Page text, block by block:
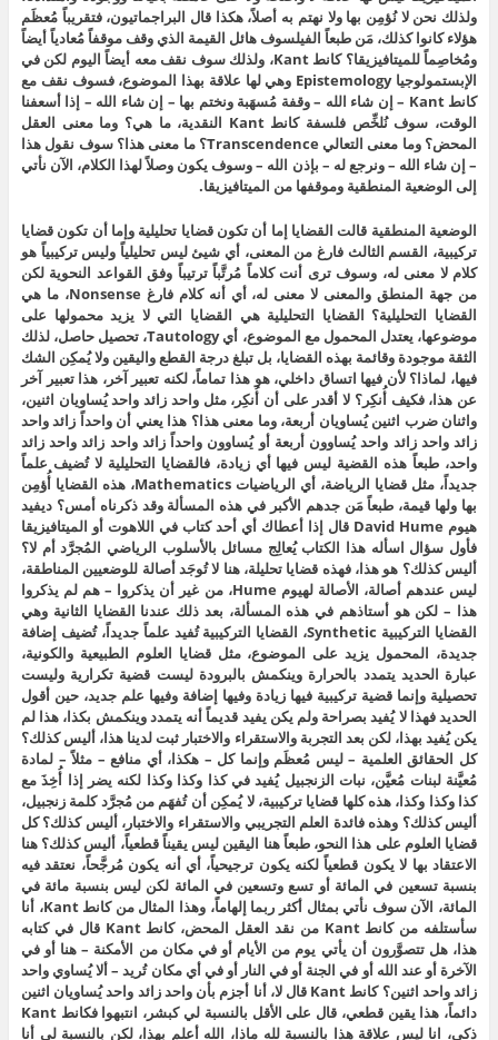
ولذلك نحن لا نُؤمِن بها ولا نهتم به أصلاً، هكذا قال البراجماتيون، فتقريباً مُعظَم
هؤلاء كانوا كذلك، مَن طبعاً الفيلسوف هائل القيمة الذي وقف موقفاً مُعادياً أيضاً
ومُخاصِماً للميتافيزيقا؟ كانط Kant، ولذلك سوف نقف معه أيضاً اليوم لكن في
الإبستمولوجيا Epistemology وهي لها علاقة بهذا الموضوع، فسوف نقف مع
كانط Kant – إن شاء الله – وقفة مُسهَبة ونختم بها – إن شاء الله – إذا أسعفنا
الوقت، سوف نُلخِّص فلسفة كانط Kant النقدية، ما هي؟ وما معنى العقل
المحض؟ وما معنى التعالي Transcendence؟ ما معنى هذا؟ سوف نقول هذا
– إن شاء الله – ونرجع له – بإذن الله – وسوف يكون وصلاً لهذا الكلام، الآن نأتي
إلى الوضعية المنطقية وموقفها من الميتافيزيقا.
الوضعية المنطقية قالت القضايا إما أن تكون قضايا تحليلية وإما أن تكون قضايا
تركيبية، القسم الثالث فارغ من المعنى، أي شيئ ليس تحليلياً وليس تركيبياً هو
كلام لا معنى له، وسوف ترى أنت كلاماً مُرتَّباً ترتيباً وفق القواعد النحوية لكن
من جهة المنطق والمعنى لا معنى له، أي أنه كلام فارغ Nonsense، ما هي
القضايا التحليلية؟ القضايا التحليلية هي القضايا التي لا يزيد محمولها على
موضوعها، يعتدل المحمول مع الموضوع، أي Tautology، تحصيل حاصل، لذلك
الثقة موجودة وقائمة بهذه القضايا، بل تبلغ درجة القطع واليقين ولا يُمكِن الشك
فيها، لماذا؟ لأن فيها اتساق داخلي، هو هذا تماماً، لكنه تعبير آخر، هذا تعبير آخر
عن هذا، فكيف أُنكِر؟ لا أقدر على أن أُنكِر، مثل واحد زائد واحد يُساويان اثنين،
واثنان ضرب اثنين يُساويان أربعة، وما معنى هذا؟ هذا يعني أن واحداً زائد واحد
زائد واحد زائد واحد يُساوون أربعة أو يُساوون واحداً زائد واحد زائد واحد زائد
واحد، طبعاً هذه القضية ليس فيها أي زيادة، فالقضايا التحليلية لا تُضيف علماً
جديداً، مثل قضايا الرياضة، أي الرياضيات Mathematics، هذه القضايا أُؤمِن
بها ولها قيمة، طبعاً مَن جدهم الأكبر في هذه المسألة وقد ذكرناه أمس؟ ديفيد
هيوم David Hume قال إذا أعطاك أي أحد كتاب في اللاهوت أو الميتافيزيقا
فأول سؤال اسأله هذا الكتاب يُعالِج مسائل بالأسلوب الرياضي المُجرَّد أم لا؟
أليس كذلك؟ هو هذا، فهذه قضايا تحليلة، هنا لا تُوجَد أصالة للوضعيين المناطقة،
ليس عندهم أصالة، الأصالة لهيوم Hume، من غير أن يذكروا – هم لم يذكروا
هذا – لكن هو أستاذهم في هذه المسألة، بعد ذلك عندنا القضايا الثانية وهي
القضايا التركيبية Synthetic، القضايا التركيبية تُفيد علماً جديداً، تُضيف إضافة
جديدة، المحمول يزيد على الموضوع، مثل قضايا العلوم الطبيعية والكونية،
عبارة الحديد يتمدد بالحرارة وينكمش بالبرودة ليست قضية تكرارية وليست
تحصيلية وإنما قضية تركيبية فيها زيادة وفيها إضافة وفيها علم جديد، حين أقول
الحديد فهذا لا يُفيد بصراحة ولم يكن يفيد قديماً أنه يتمدد وينكمش بكذا، هذا لم
يكن يُفيد بهذا، لكن بعد التجربة والاستقراء والاختبار ثبت لدينا هذا، أليس كذلك؟
كل الحقائق العلمية – ليس مُعظَم وإنما كل – هكذا، أي منافع – مثلاً – لمادة
مُعيَّنة لبنات مُعيَّن، نبات الزنجبيل يُفيد في كذا وكذا وكذا لكنه يضر إذا أُخِذَ مع
كذا وكذا وكذا، هذه كلها قضايا تركيبية، لا يُمكِن أن تُفهَم من مُجرَّد كلمة زنجبيل،
أليس كذلك؟ وهذه فائدة العلم التجريبي والاستقراء والاختبار، أليس كذلك؟ كل
قضايا العلوم على هذا النحو، طبعاً هنا اليقين ليس يقيناً قطعياً، أليس كذلك؟ هنا
الاعتقاد بها لا يكون قطعياً لكنه يكون ترجيحياً، أي أنه يكون مُرجَّحاً، نعتقد فيه
بنسبة تسعين في المائة أو تسع وتسعين في المائة لكن ليس بنسبة مائة في
المائة، الآن سوف نأتي بمثال أكثر ربما إلهاماً، وهذا المثال من كانط Kant، أنا
سأستلفه من كانط Kant من نقد العقل المحض، كانط Kant قال في كتابه
هذا، هل تتصوَّرون أن يأتي يوم من الأيام أو في مكان من الأمكنة – هنا أو في
الآخرة أو عند الله أو في الجنة أو في النار أو في أي مكان تُريد – ألا يُساوي واحد
زائد واحد اثنين؟ كانط Kant قال لا، أنا أجزم بأن واحد زائد واحد يُساويان اثنين
دائماً، هذا يقين قطعي، قال على الأقل بالنسبة لي كبشر، انتبهوا فكانط Kant
ذكي، انا ليس علاقة هذا بالنسبة لله ماذا، الله أعلم بهذا، لكن بالنسبة لي أنا